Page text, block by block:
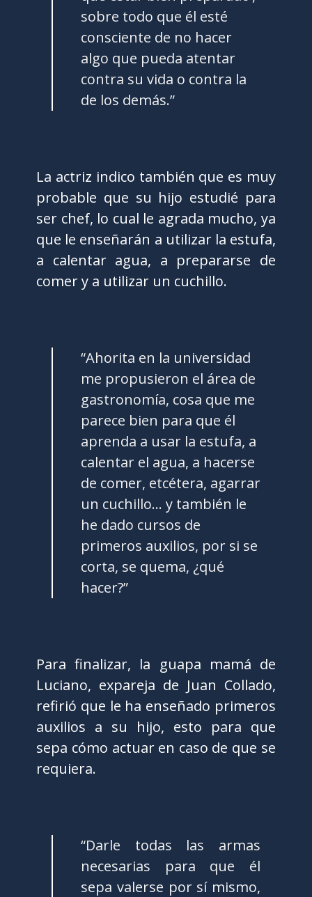
sobre todo que él esté
consciente de no hacer
algo que pueda atentar
contra su vida o contra la
de los demás.”
La actriz indico también que es muy
probable que su hijo estudié para
ser chef, lo cual le agrada mucho, ya
que le enseñarán a utilizar la estufa,
a calentar agua, a prepararse de
comer y a utilizar un cuchillo.
“Ahorita en la universidad
me propusieron el área de
gastronomía, cosa que me
parece bien para que él
aprenda a usar la estufa, a
calentar el agua, a hacerse
de comer, etcétera, agarrar
un cuchillo… y también le
he dado cursos de
primeros auxilios, por si se
corta, se quema, ¿qué
hacer?”
Para finalizar, la guapa mamá de
Luciano, expareja de Juan Collado,
refirió que le ha enseñado primeros
auxilios a su hijo, esto para que
sepa cómo actuar en caso de que se
requiera.
“Darle todas las armas
necesarias para que él
sepa valerse por sí mismo,